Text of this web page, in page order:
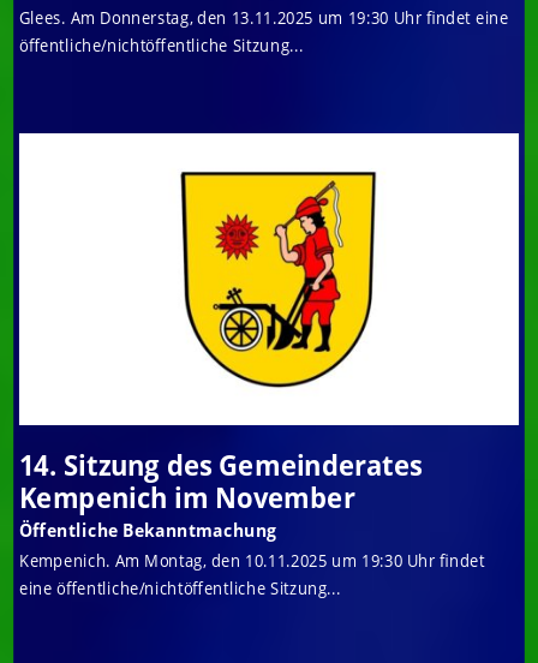
Glees. Am Donnerstag, den 13.11.2025 um 19:30 Uhr findet eine
öffentliche/nichtöffentliche Sitzung...
14. Sitzung des Gemeinderates
Kempenich im November
Öffentliche Bekanntmachung
Kempenich. Am Montag, den 10.11.2025 um 19:30 Uhr findet
eine öffentliche/nichtöffentliche Sitzung...